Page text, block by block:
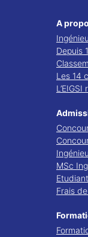
A
Depuis
Les 14
MSc
Frais